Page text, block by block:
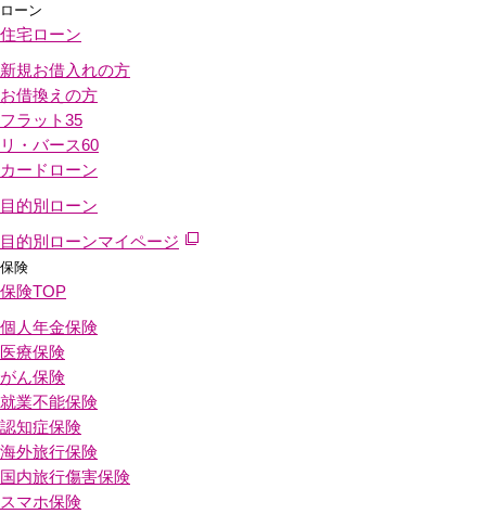
ローン
住宅ローン
新規お借入れの方
お借換えの方
フラット35
リ・バース60
カードローン
目的別ローン
目的別ローンマイページ
保険
保険TOP
個人年金保険
医療保険
がん保険
就業不能保険
認知症保険
海外旅行保険
国内旅行傷害保険
スマホ保険